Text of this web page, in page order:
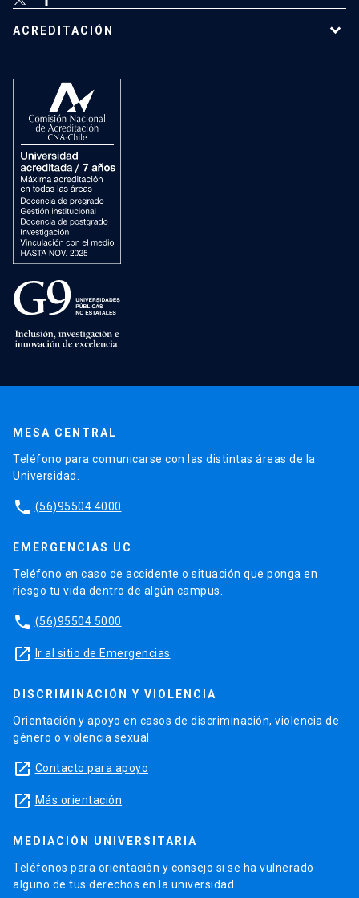
ACREDITACIÓN
MESA CENTRAL
Teléfono para comunicarse con las distintas áreas de la
Universidad.
phone (56)95504 4000
EMERGENCIAS UC
Teléfono en caso de accidente o situación que ponga en
riesgo tu vida dentro de algún campus.
phone (56)95504 5000
launch Ir al sitio de Emergencias
DISCRIMINACIÓN Y VIOLENCIA
Orientación y apoyo en casos de discriminación, violencia de
género o violencia sexual.
launch Contacto para apoyo
launch Más orientación
MEDIACIÓN UNIVERSITARIA
Teléfonos para orientación y consejo si se ha vulnerado
alguno de tus derechos en la universidad.